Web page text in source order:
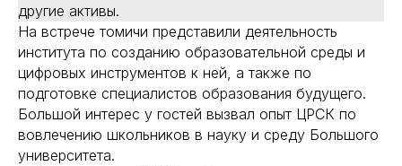
другие активы.
На встрече томичи представили деятельность
института по созданию образовательной среды и
цифровых инструментов к ней, а также по
подготовке специалистов образования будущего.
Большой интерес у гостей вызвал опыт ЦРСК по
вовлечению школьников в науку и среду Большого
университета.